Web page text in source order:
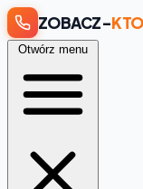
ZOBACZ-KTO
Otwórz menu